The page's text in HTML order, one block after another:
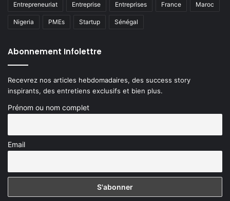
Entrepreneuriat Entreprise Entreprises France Maroc
Nigeria PMEs Startup Sénégal
Abonnement Infolettre
Recevrez nos articles hebdomadaires, des success story
inspirants, des entretiens exclusifs et bien plus.
Prénom ou nom complet
Email